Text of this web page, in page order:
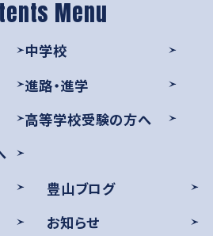
中学校
進路・進学
高等学校受験の方へ
豊山ブログ
お知らせ